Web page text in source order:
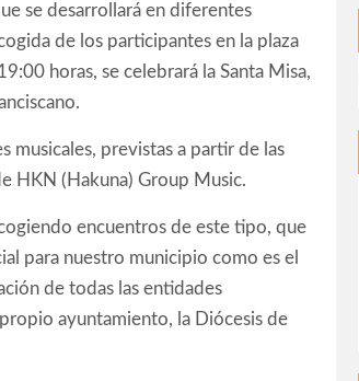
se desarrollará en diferentes
de los participantes en la plaza
horas, se celebrará la Santa Misa,
musicales, previstas a partir de las
HKN (Hakuna) Group Music.
encuentros de este tipo, que
para nuestro municipio como es el
de todas las entidades
ayuntamiento, la Diócesis de